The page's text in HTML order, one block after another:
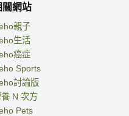
關網站
親子
生活
癌症
Sports
討論版
N 次方
Pets